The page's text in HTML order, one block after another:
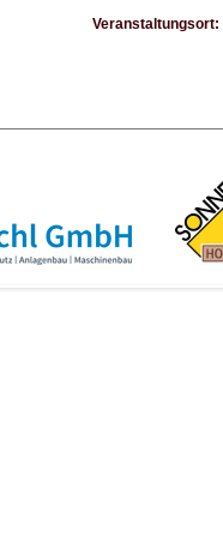
Veranstaltungsort: